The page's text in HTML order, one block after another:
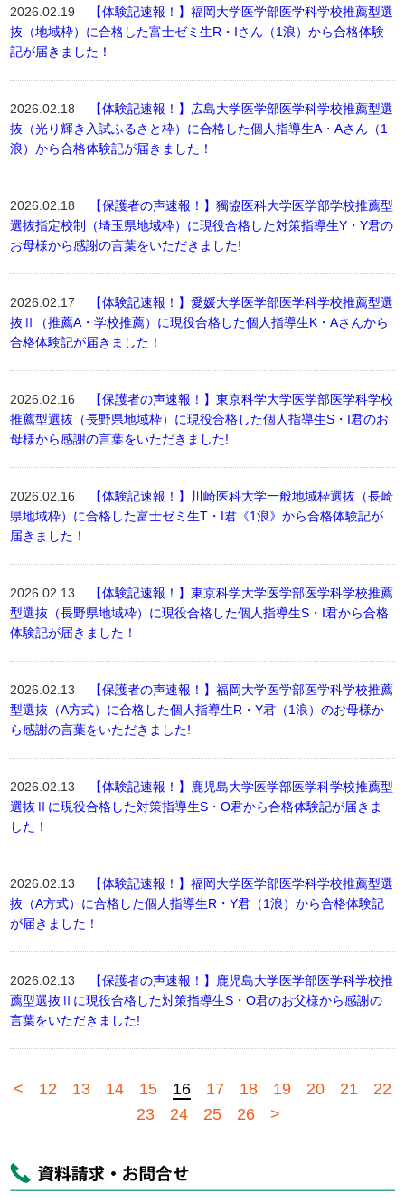
2026.02.19
【体験記速報！】福岡大学医学部医学科学校推薦型選
抜（地域枠）に合格した富士ゼミ生R・Iさん（1浪）から合格体験
記が届きました！
2026.02.18
【体験記速報！】広島大学医学部医学科学校推薦型選
抜（光り輝き入試ふるさと枠）に合格した個人指導生A・Aさん（1
浪）から合格体験記が届きました！
2026.02.18
【保護者の声速報！】獨協医科大学医学部学校推薦型
選抜指定校制（埼玉県地域枠）に現役合格した対策指導生Y・Y君の
お母様から感謝の言葉をいただきました!
2026.02.17
【体験記速報！】愛媛大学医学部医学科学校推薦型選
抜Ⅱ（推薦A・学校推薦）に現役合格した個人指導生K・Aさんから
合格体験記が届きました！
2026.02.16
【保護者の声速報！】東京科学大学医学部医学科学校
推薦型選抜（長野県地域枠）に現役合格した個人指導生S・I君のお
母様から感謝の言葉をいただきました!
2026.02.16
【体験記速報！】川崎医科大学一般地域枠選抜（長崎
県地域枠）に合格した富士ゼミ生T・I君《1浪》から合格体験記が
届きました！
2026.02.13
【体験記速報！】東京科学大学医学部医学科学校推薦
型選抜（長野県地域枠）に現役合格した個人指導生S・I君から合格
体験記が届きました！
2026.02.13
【保護者の声速報！】福岡大学医学部医学科学校推薦
型選抜（A方式）に合格した個人指導生R・Y君（1浪）のお母様か
ら感謝の言葉をいただきました!
2026.02.13
【体験記速報！】鹿児島大学医学部医学科学校推薦型
選抜Ⅱに現役合格した対策指導生S・O君から合格体験記が届きま
した！
2026.02.13
【体験記速報！】福岡大学医学部医学科学校推薦型選
抜（A方式）に合格した個人指導生R・Y君（1浪）から合格体験記
が届きました！
2026.02.13
【保護者の声速報！】鹿児島大学医学部医学科学校推
薦型選抜Ⅱに現役合格した対策指導生S・O君のお父様から感謝の
言葉をいただきました!
< 12 13 14 15 16 17 18 19 20 21
22
23
24 25 26 >